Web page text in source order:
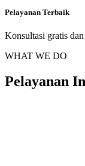
Pelayanan Terbaik
Konsultasi gratis
WHAT WE DO
Pelayanan